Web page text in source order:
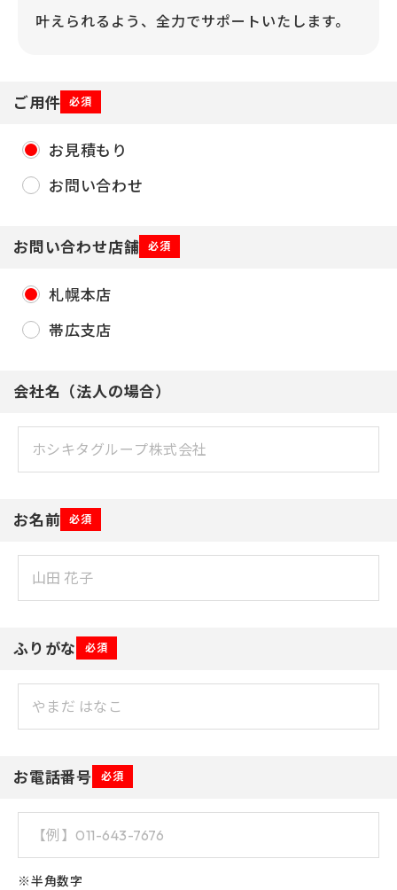
叶えられるよう、全力でサポートいたします。
ご用件 必須
お見積もり
お問い合わせ
お問い合わせ店舗 必須
札幌本店
帯広支店
会社名（法人の場合）
お名前 必須
ふりがな 必須
お電話番号 必須
※半角数字